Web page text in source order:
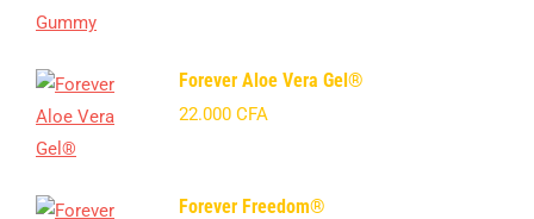
Forever Aloe Vera Gel®
22.000 CFA
Forever Freedom®